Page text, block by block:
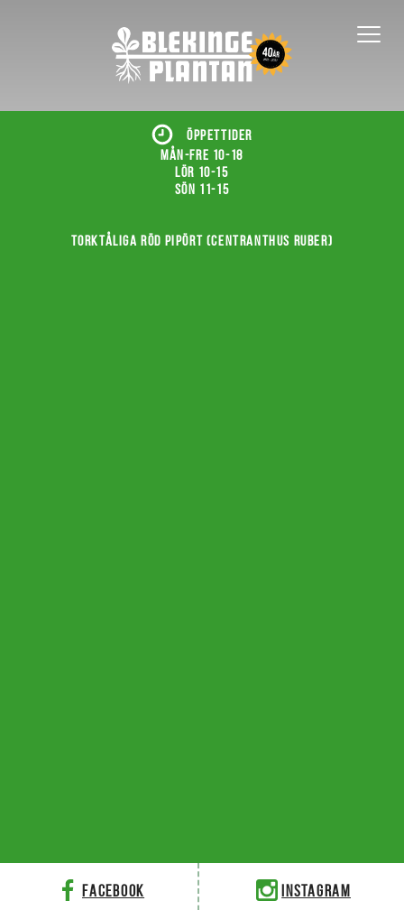
ÖPPETTIDER
Mån-fre 10-18
Lör 10-15
Sön 11-15
Torktåliga röd pipört (Centranthus ruber)
Facebook Instagram